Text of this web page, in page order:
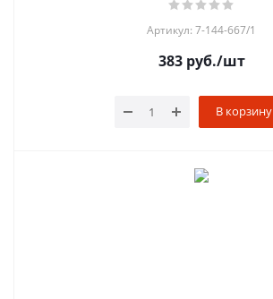
Артикул: 7-144-667/1
383руб./шт
В корзину